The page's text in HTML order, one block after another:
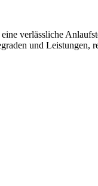
verlässliche
und